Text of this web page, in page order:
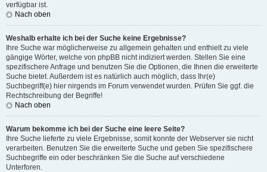
verfügbar ist.
Nach oben
Weshalb erhalte ich bei der Suche keine Ergebnisse?
Ihre Suche war möglicherweise zu allgemein gehalten und enthielt zu viele
gängige Wörter, welche von phpBB nicht indiziert werden. Stellen Sie eine
spezifischere Anfrage und benutzen Sie die Optionen, die Ihnen die erweiterte
Suche bietet. Außerdem ist es natürlich auch möglich, dass Ihr(e)
Suchbegriff(e) hier nirgends im Forum verwendet wurden. Prüfen Sie ggf. die
Rechtschreibung der Begriffe!
Nach oben
Warum bekomme ich bei der Suche eine leere Seite?
Ihre Suche lieferte zu viele Ergebnisse, somit konnte der Webserver sie nicht
verarbeiten. Benutzen Sie die erweiterte Suche und geben Sie spezifischere
Suchbegriffe ein oder beschränken Sie die Suche auf verschiedene
Unterforen.